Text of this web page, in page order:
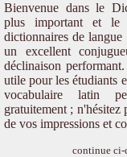
Bienvenue dans le
plus important et le
dictionnaires de
un excellent
déclinaison
utile pour les étudiants
vocabulaire latin
gratuitement ; n'hésitez
de vos impressions et
continue ci-